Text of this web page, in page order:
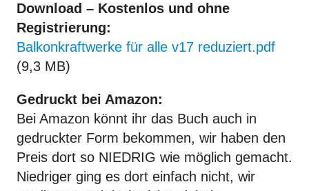
Download – Kostenlos und ohne
Registrierung:
Balkonkraftwerke für alle v17 reduziert.pdf
(9,3 MB)
Gedruckt bei Amazon:
Bei Amazon könnt ihr das Buch auch in
gedruckter Form bekommen, wir haben den
Preis dort so NIEDRIG wie möglich gemacht.
Niedriger ging es dort einfach nicht, wir